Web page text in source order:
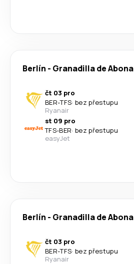
Berlín - Granadilla de Abona
čt 03 pro
BER-TFS· bez přestupu
Ryanair
st 09 pro
TFS-BER· bez přestupu
easyJet
Berlín - Granadilla de Abona
čt 03 pro
BER-TFS· bez přestupu
Ryanair